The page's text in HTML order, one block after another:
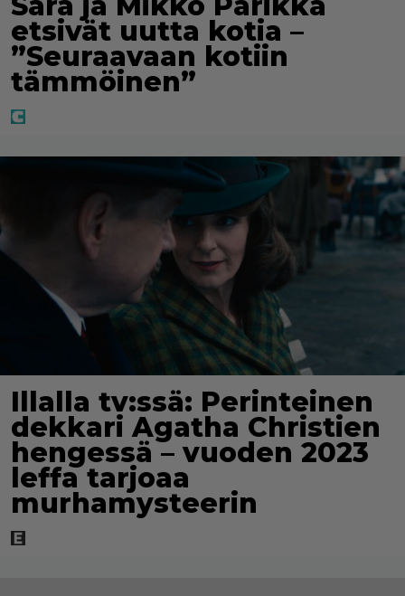
etsivät uutta kotia –
”Seuraavaan kotiin
tämmöinen”
Illalla tv:ssä: Perinteinen
dekkari Agatha Christien
hengessä – vuoden 2023
leffa tarjoaa
murhamysteerin